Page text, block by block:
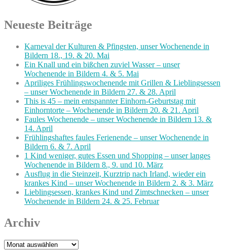
Neueste Beiträge
Karneval der Kulturen & Pfingsten, unser Wochenende in
Bildern 18., 19. & 20. Mai
Ein Knall und ein bißchen zuviel Wasser – unser
Wochenende in Bildern 4. & 5. Mai
Apriliges Frühlingswochenende mit Grillen & Lieblingsessen
– unser Wochenende in Bildern 27. & 28. April
This is 45 – mein entspannter Einhorn-Geburtstag mit
Einhorntorte – Wochenende in Bildern 20. & 21. April
Faules Wochenende – unser Wochenende in Bildern 13. &
14. April
Frühlingshaftes faules Ferienende – unser Wochenende in
Bildern 6. & 7. April
1 Kind weniger, gutes Essen und Shopping – unser langes
Wochenende in Bildern 8., 9. und 10. März
Ausflug in die Steinzeit, Kurztrip nach Irland, wieder ein
krankes Kind – unser Wochenende in Bildern 2. & 3. März
Lieblingsessen, krankes Kind und Zimtschnecken – unser
Wochenende in Bildern 24. & 25. Februar
Archiv
Archiv